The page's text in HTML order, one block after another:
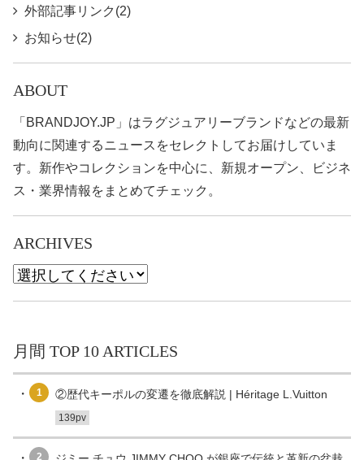
外部記事リンク(2)
お知らせ(2)
ABOUT
「BRANDJOY.JP」はラグジュアリーブランドなどの最新
動向に関連するニュースをセレクトしてお届けしていま
す。新作やコレクションを中心に、新規オープン、ビジネ
ス・業界情報をまとめてチェック。
ARCHIVES
月間 TOP 10 ARTICLES
1 ②歴代キーポルの変遷を徹底解説 | Héritage L.Vuitton
139pv
2